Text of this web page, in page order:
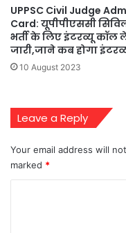
UPPSC Civil Judge
Card: यूपीपीएससी
भर्ती के लिए इंटरव्यू कॉल
जारी,जाने कब होगा
10 August 2023
Leave a Reply
Your email address will
marked *